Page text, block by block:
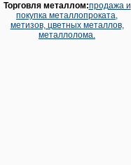
Торговля металлом:продажа и
покупка металлопроката,
метизов, цветных металлов,
металлолома.